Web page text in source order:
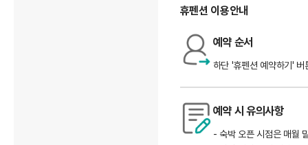
휴펜션 이용안내
예약 순서
하단 '휴펜션 예약하기'
예약 시 유의사항
- 숙박 오픈 시점은 매월